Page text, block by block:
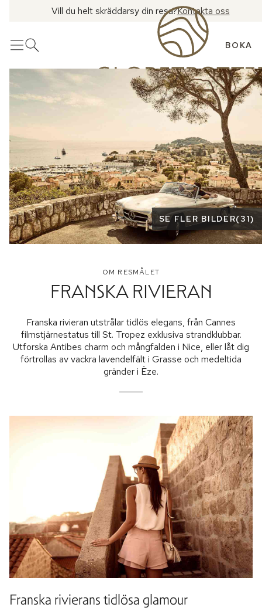
Vill du helt skräddarsy din resa?Kontakta oss
MenyÖppna sök BOKA
Se fler bilder
SE FLER BILDER(31)
OM RESMÅLET
FRANSKA RIVIERAN
Franska rivieran utstrålar tidlös elegans, från Cannes
filmstjärnestatus till St. Tropez exklusiva strandklubbar.
Utforska Antibes charm och mångfalden i Nice, eller låt dig
förtrollas av vackra lavendelfält i Grasse och medeltida
gränder i Èze.
Franska rivierans tidlösa glamour